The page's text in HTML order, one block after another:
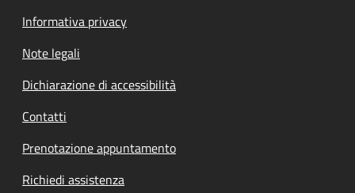
Informativa privacy
Note legali
Dichiarazione di accessibilità
Contatti
Prenotazione appuntamento
Richiedi assistenza